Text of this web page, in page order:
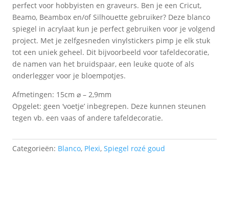
perfect voor hobbyisten en graveurs. Ben je een Cricut,
Beamo, Beambox en/of Silhouette gebruiker? Deze blanco
spiegel in acrylaat kun je perfect gebruiken voor je volgend
project. Met je zelfgesneden vinylstickers pimp je elk stuk
tot een uniek geheel. Dit bijvoorbeeld voor tafeldecoratie,
de namen van het bruidspaar, een leuke quote of als
onderlegger voor je bloempotjes.
Afmetingen: 15cm ⌀ – 2,9mm
Opgelet: geen ‘voetje’ inbegrepen. Deze kunnen steunen
tegen vb. een vaas of andere tafeldecoratie.
Categorieën: Blanco, Plexi, Spiegel rozé goud